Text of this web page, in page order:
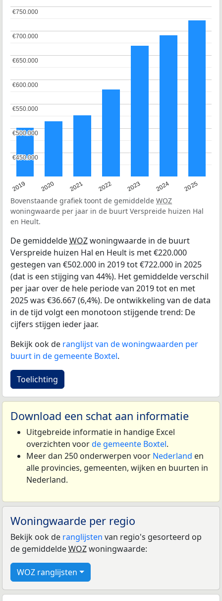
2019 2020 2021 2022 2023 2024 2025
€450.000
€450.000
€500.000
€500.000
€550.000
€550.000
€600.000
€600.000
€650.000
€650.000
€700.000
€700.000
€750.000
€750.000
Bovenstaande grafiek toont de gemiddelde WOZ
woningwaarde per jaar in de buurt Verspreide huizen Hal
en Heult.
De gemiddeldeWOZwoningwaarde in de buurt
Verspreide huizen Hal en Heult is met €220.000
gestegen van €502.000 in 2019 tot €722.000 in 2025
(dat is een stijging van 44%). Het gemiddelde verschil
per jaar over de hele periode van 2019 tot en met
2025 was €36.667 (6,4%). De ontwikkeling van de data
in de tijd volgt een monotoon stijgende trend: De
cijfers stijgen ieder jaar.
Bekijk ook de ranglijst van de woningwaarden per
buurt in de gemeente Boxtel.
Toelichting
Download een schat aan informatie
Uitgebreide informatie in handige Excel
overzichten voorde gemeente Boxtel.
Meer dan 250 onderwerpen voor Nederland en
alle provincies, gemeenten, wijken en buurten in
Nederland.
Woningwaarde per regio
Bekijk ook de ranglijsten van regio's gesorteerd op
de gemiddeldeWOZwoningwaarde:
WOZ ranglijsten